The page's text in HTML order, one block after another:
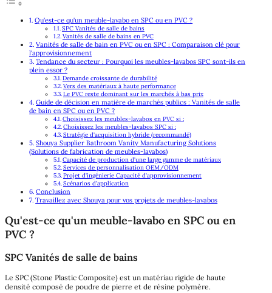
Qu'est-ce qu'un meuble-lavabo en SPC ou en PVC ?
SPC Vanités de salle de bains
Vanités de salle de bains en PVC
Vanités de salle de bain en PVC ou en SPC : Comparaison clé pour
l'approvisionnement
Tendance du secteur : Pourquoi les meubles-lavabos SPC sont-ils en
plein essor ?
Demande croissante de durabilité
Vers des matériaux à haute performance
Le PVC reste dominant sur les marchés à bas prix
Guide de décision en matière de marchés publics : Vanités de salle
de bain en SPC ou en PVC ?
Choisissez les meubles-lavabos en PVC si :
Choisissez les meubles-lavabos SPC si :
Stratégie d'acquisition hybride (recommandé)
Shouya Supplier Bathroom Vanity Manufacturing Solutions
(Solutions de fabrication de meubles-lavabos)
Capacité de production d'une large gamme de matériaux
Services de personnalisation OEM/ODM
Projet d'ingénierie Capacité d'approvisionnement
Scénarios d'application
Conclusion
Travaillez avec Shouya pour vos projets de meubles-lavabos
Qu'est-ce qu'un meuble-lavabo en SPC ou en
PVC ?
SPC Vanités de salle de bains
Le SPC (Stone Plastic Composite) est un matériau rigide de haute
densité composé de poudre de pierre et de résine polymère.